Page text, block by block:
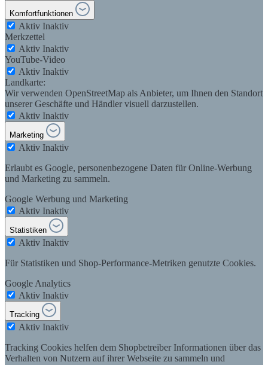
Komfortfunktionen
Aktiv Inaktiv
Merkzettel
Aktiv Inaktiv
YouTube-Video
Aktiv Inaktiv
Landkarte:
Wir verwenden OpenStreetMap als Anbieter, um Ihnen den Standort
unserer Geschäfte und Händler visuell darzustellen.
Aktiv Inaktiv
Marketing
Aktiv Inaktiv
Erlaubt es Google, personenbezogene Daten für Online-Werbung
und Marketing zu sammeln.
Google Werbung und Marketing
Aktiv Inaktiv
Statistiken
Aktiv Inaktiv
Für Statistiken und Shop-Performance-Metriken genutzte Cookies.
Google Analytics
Aktiv Inaktiv
Tracking
Aktiv Inaktiv
Tracking Cookies helfen dem Shopbetreiber Informationen über das
Verhalten von Nutzern auf ihrer Webseite zu sammeln und